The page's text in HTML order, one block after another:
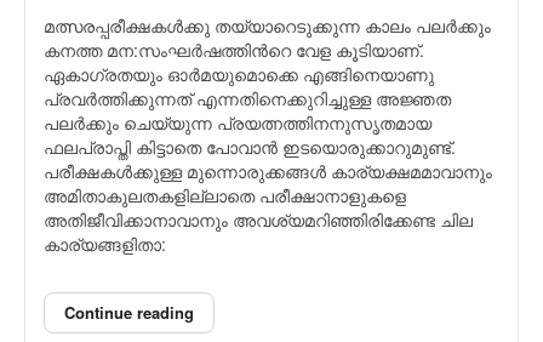
മത്സരപ്പരീക്ഷകള്‍ക്കു തയ്യാറെടുക്കുന്ന കാലം പലര്‍ക്കും
കനത്ത മന:സംഘര്‍ഷത്തിന്‍റെ വേള കൂടിയാണ്.
ഏകാഗ്രതയും ഓര്‍മയുമൊക്കെ എങ്ങിനെയാണു
പ്രവര്‍ത്തിക്കുന്നത് എന്നതിനെക്കുറിച്ചുള്ള അജ്ഞത
പലര്‍ക്കും ചെയ്യുന്ന പ്രയത്നത്തിനനുസൃതമായ
ഫലപ്രാപ്തി കിട്ടാതെ പോവാന്‍ ഇടയൊരുക്കാറുമുണ്ട്.
പരീക്ഷകള്‍ക്കുള്ള മുന്നൊരുക്കങ്ങള്‍ കാര്യക്ഷമമാവാനും
അമിതാകുലതകളില്ലാതെ പരീക്ഷാനാളുകളെ
അതിജീവിക്കാനാവാനും അവശ്യമറിഞ്ഞിരിക്കേണ്ട ചില
കാര്യങ്ങളിതാ:
Continue reading